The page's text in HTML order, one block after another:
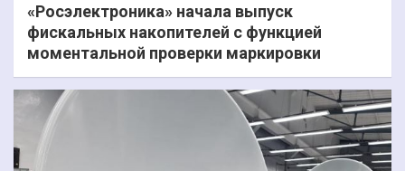
«Росэлектроника» начала выпуск
фискальных накопителей с функцией
моментальной проверки маркировки